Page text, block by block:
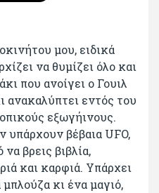
μου, ειδικά
να θυμίζει όλο και
που ανοίγει ο Γουιλ
εντός του
εξωγήινους.
υπάρχουν βέβαια UFO,
βρεις βιβλία,
και καρφιά. Υπάρχει
κι ένα μαγιό,